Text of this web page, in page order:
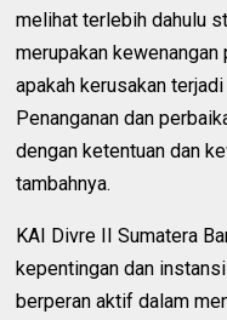
melihat terlebih dahulu
merupakan
apakah kerusakan
Penanganan dan
dengan ketentuan dan
tambahnya.
KAI Divre II Sumatera
kepentingan dan
berperan aktif dalam